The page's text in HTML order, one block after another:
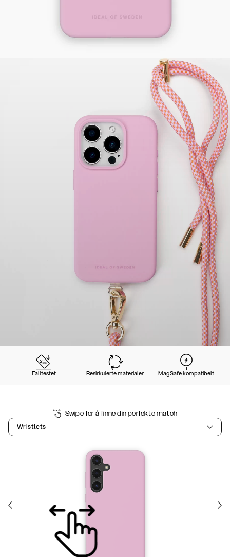
Falltestet Resirkulerte materialer MagSafe kompatibelt
Swipe for å finne din perfekte match
Wristlets